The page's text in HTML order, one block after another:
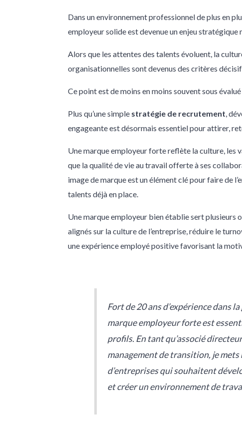
Dans un environnement professionnel de plus en
employeur solide est devenue un enjeu stratégique
Alors que les attentes des talents évoluent, la
organisationnelles sont devenus des critères
Ce point est de moins en moins souvent sous
Plus qu’une simple stratégie de recrutement ,
engageante est désormais essentiel pour attirer,
Une marque employeur forte reflète la culture, les
que la qualité de vie au travail offerte à ses
image de marque est un élément clé pour faire de
talents déjà en place.
Une marque employeur bien établie sert
alignés sur la culture de l’entreprise, réduire le
une expérience employé positive favorisant la
Fort de 20 ans d’expérience dans
marque employeur forte est
profils. En tant qu’associé
management de transition, je
d’entreprises qui souhaitent
et créer un environnement de